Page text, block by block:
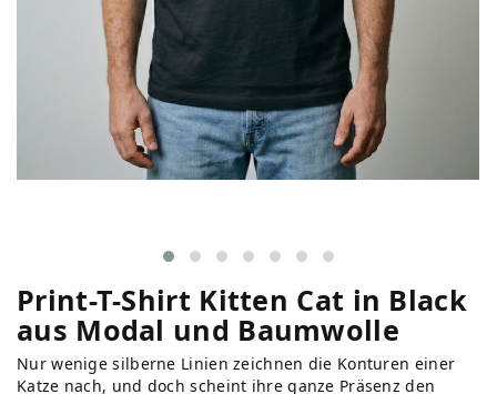
Print-T-Shirt Kitten Cat in Black
aus Modal und Baumwolle
Nur wenige silberne Linien zeichnen die Konturen einer
Katze nach, und doch scheint ihre ganze Präsenz den